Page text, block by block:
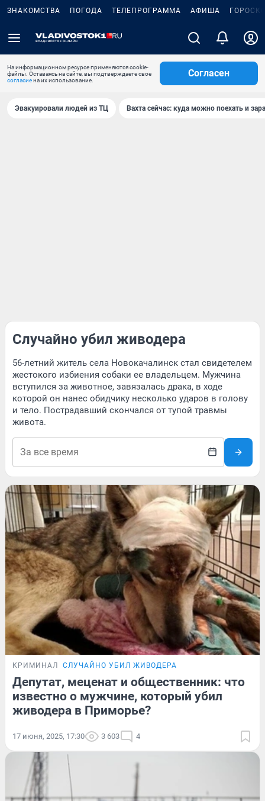
ЗНАКОМСТВА ПОГОДА ТЕЛЕПРОГРАММА АФИША
На информационном ресурсе применяются cookie-
файлы. Оставаясь на сайте, вы подтверждаете свое
согласиена их использование.
Согласен
Эвакуировали людей из ТЦ Вахта сейчас: куда можно поехать и
Случайно убил живодера
56-летний житель села Новокачалинск стал свидетелем
жестокого избиения собаки ее владельцем. Мужчина
вступился за животное, завязалась драка, в ходе
которой он нанес обидчику несколько ударов в голову
и тело. Пострадавший скончался от тупой травмы
живота.
КРИМИНАЛ СЛУЧАЙНО УБИЛ ЖИВОДЕРА
Депутат, меценат и общественник: что
известно о мужчине, который убил
живодера в Приморье?
17 июня, 2025, 17:30 3 603 4